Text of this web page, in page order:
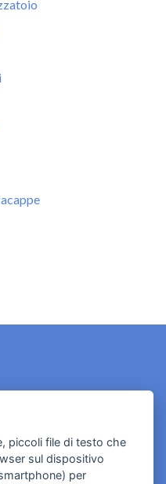
piccoli file di testo che
sul dispositivo
per